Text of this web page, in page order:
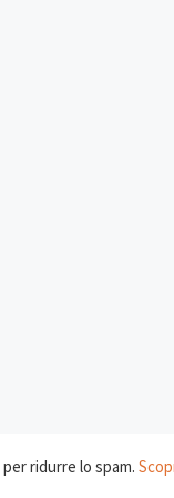
ridurre lo spam.